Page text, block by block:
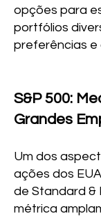
opções para
portfólios
preferências e
S&P 500:
Grandes
Um dos
ações dos
de Standard &
métrica